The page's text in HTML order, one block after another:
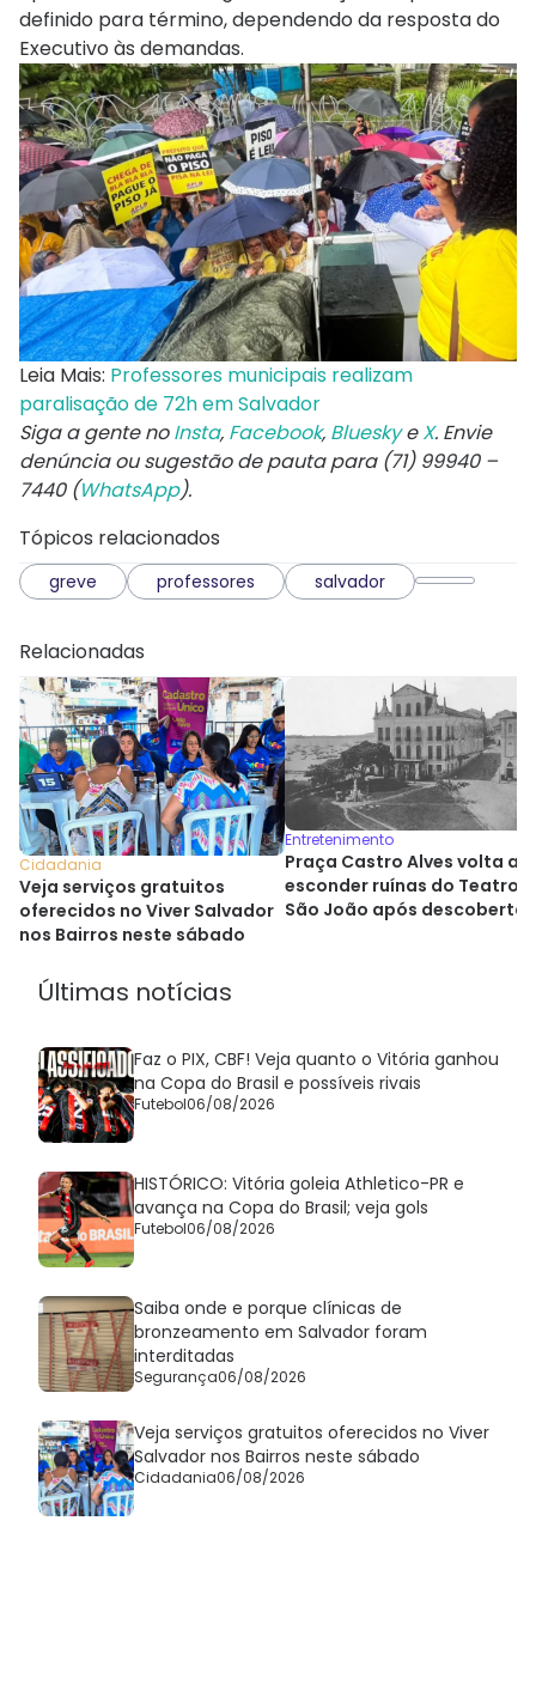
definido para término, dependendo da resposta do
Executivo às demandas.
Leia Mais: Professores municipais realizam
paralisação de 72h em Salvador
Siga a gente noInsta, Facebook, BlueskyeX. Envie
denúncia ou sugestão de pauta para (71) 99940 –
7440 (WhatsApp).
Tópicos relacionados
greve professores salvador
Relacionadas
Cidadania
Veja serviços gratuitos
oferecidos no Viver Salvador
nos Bairros neste sábado
Entretenimento
Praça Castro Alves volta a
esconder ruínas do Teatro
São João após descoberta
Últimas notícias
Faz o PIX, CBF! Veja quanto o Vitória ganhou
na Copa do Brasil e possíveis rivais
Futebol06/08/2026
HISTÓRICO: Vitória goleia Athletico-PR e
avança na Copa do Brasil; veja gols
Futebol06/08/2026
Saiba onde e porque clínicas de
bronzeamento em Salvador foram
interditadas
Segurança06/08/2026
Veja serviços gratuitos oferecidos no Viver
Salvador nos Bairros neste sábado
Cidadania06/08/2026